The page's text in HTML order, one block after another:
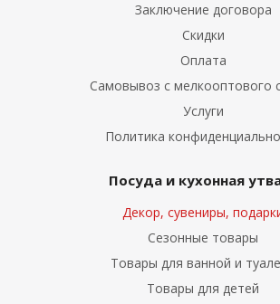
Заключение договора
Скидки
Оплата
Самовывоз с мелкооптового
Услуги
Политика
Посуда и кухонная
Декор, сувениры,
Сезонные товары
Товары для ванной и
Товары для детей